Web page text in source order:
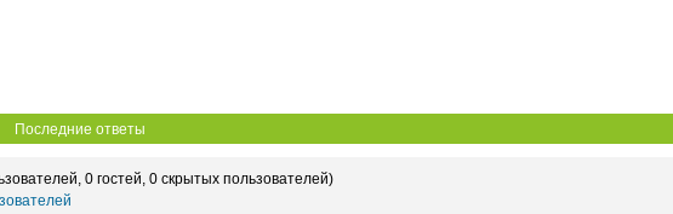
Последние ответы
0 гостей, 0 скрытых пользователей)